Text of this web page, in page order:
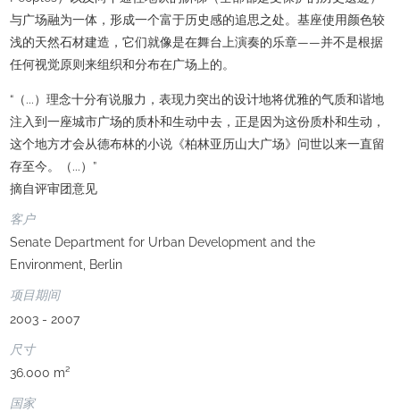
与广场融为一体，形成一个富于历史感的追思之处。基座使用颜色较
浅的天然石材建造，它们就像是在舞台上演奏的乐章——并不是根据
任何视觉原则来组织和分布在广场上的。
“（...）理念十分有说服力，表现力突出的设计地将优雅的气质和谐地
注入到一座城市广场的质朴和生动中去，正是因为这份质朴和生动，
这个地方才会从德布林的小说《柏林亚历山大广场》问世以来一直留
存至今。（...）”
摘自评审团意见
客户
Senate Department for Urban Development and the
Environment, Berlin
项目期间
2003 - 2007
尺寸
36.000 m²
国家